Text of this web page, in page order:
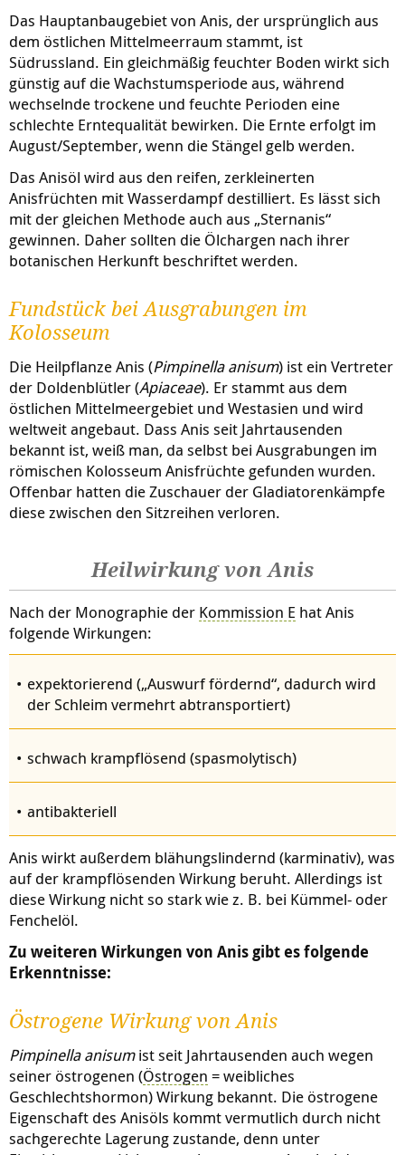
Das Hauptanbaugebiet von Anis, der ursprünglich aus
dem östlichen Mittelmeerraum stammt, ist
Südrussland. Ein gleichmäßig feuchter Boden wirkt sich
günstig auf die Wachstumsperiode aus, während
wechselnde trockene und feuchte Perioden eine
schlechte Erntequalität bewirken. Die Ernte erfolgt im
August/September, wenn die Stängel gelb werden.
Das Anisöl wird aus den reifen, zerkleinerten
Anisfrüchten mit Wasserdampf destilliert. Es lässt sich
mit der gleichen Methode auch aus „Sternanis“
gewinnen. Daher sollten die Ölchargen nach ihrer
botanischen Herkunft beschriftet werden.
Fundstück bei Ausgrabungen im
Kolosseum
Die Heilpflanze Anis (Pimpinella anisum) ist ein Vertreter
der Doldenblütler (Apiaceae). Er stammt aus dem
östlichen Mittelmeergebiet und Westasien und wird
weltweit angebaut. Dass Anis seit Jahrtausenden
bekannt ist, weiß man, da selbst bei Ausgrabungen im
römischen Kolosseum Anisfrüchte gefunden wurden.
Offenbar hatten die Zuschauer der Gladiatorenkämpfe
diese zwischen den Sitzreihen verloren.
Heilwirkung von Anis
Nach der Monographie der Kommission E hat Anis
folgende Wirkungen:
expektorierend („Auswurf fördernd“, dadurch wird
der Schleim vermehrt abtransportiert)
schwach krampflösend (spasmolytisch)
antibakteriell
Anis wirkt außerdem blähungslindernd (karminativ), was
auf der krampflösenden Wirkung beruht. Allerdings ist
diese Wirkung nicht so stark wie z. B. bei Kümmel- oder
Fenchelöl.
Zu weiteren Wirkungen von Anis gibt es folgende
Erkenntnisse:
Östrogene Wirkung von Anis
Pimpinella anisumist seit Jahrtausenden auch wegen
seiner östrogenen (Östrogen = weibliches
Geschlechtshormon) Wirkung bekannt. Die östrogene
Eigenschaft des Anisöls kommt vermutlich durch nicht
sachgerechte Lagerung zustande, denn unter